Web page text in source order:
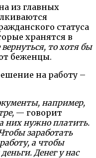
из главных
статуса
хранятся в
то хотя бы
беженцы.
на работу –
например,
— говорит
них нужно платить.
заработать
а чтобы
Денег у нас